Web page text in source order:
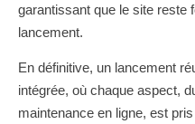
garantissant que le site reste
lancement.
En définitive, un lancement
intégrée, où chaque aspect,
maintenance en ligne, est